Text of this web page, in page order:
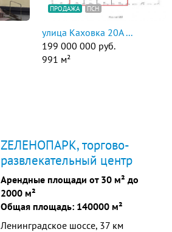
ПРОДАЖА ПСН
улица Каховка 20А ...
199 000 000 руб.
991 м²
ZЕЛЕНОПАРК, торгово-
развлекательный центр
Арендные площади от 30 м² до
2000 м²
Общая площадь: 140000 м²
Ленинградское шоссе, 37 км